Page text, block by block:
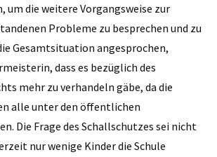
um die weitere Vorgangsweise zur
Probleme zu besprechen und zu
Gesamtsituation angesprochen,
dass es bezüglich des
mehr zu verhandeln gäbe, da die
alle unter den öffentlichen
Die Frage des Schallschutzes sei nicht
nur wenige Kinder die Schule